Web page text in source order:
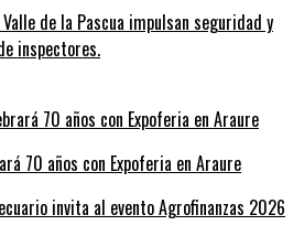
de la Pascua impulsan seguridad y
inspectores.
70 años con Expoferia en Araure